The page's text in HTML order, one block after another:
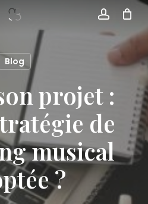
Blog
projet :
de
musical
?